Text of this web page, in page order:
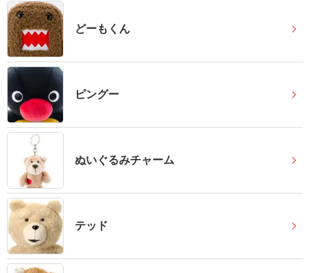
式
に
贈
る
報-
Tips
悔
や
に
どーもくん
ピングー
ぬいぐるみチャーム
テッド